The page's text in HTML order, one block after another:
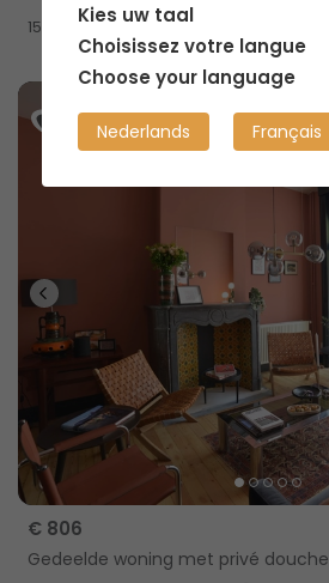
15m
€ 806
Gedeelde woning met privé douche
Kies uw taal
Choisissez votre langue
Choose your language
Nederlands Français